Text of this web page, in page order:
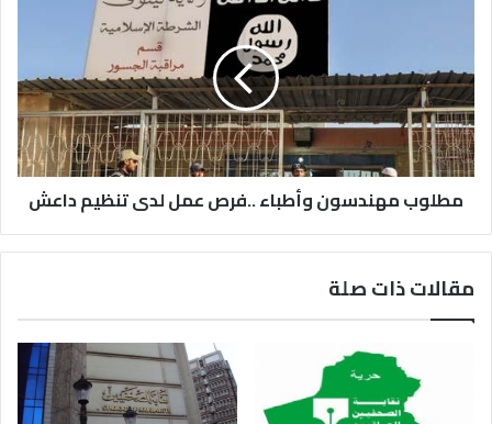
مطلوب مهندسون وأطباء ..فرص عمل لدى تنظيم داعش
مقالات ذات صلة